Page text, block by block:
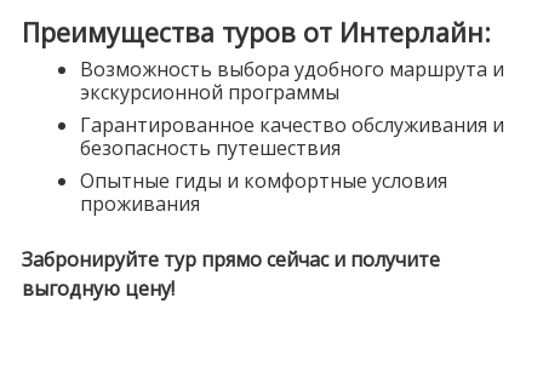
Преимущества туров от Интерлайн:
Возможность выбора удобного маршрута и
экскурсионной программы
Гарантированное качество обслуживания и
безопасность путешествия
Опытные гиды и комфортные условия
проживания
Забронируйте тур прямо сейчас и получите
выгодную цену!